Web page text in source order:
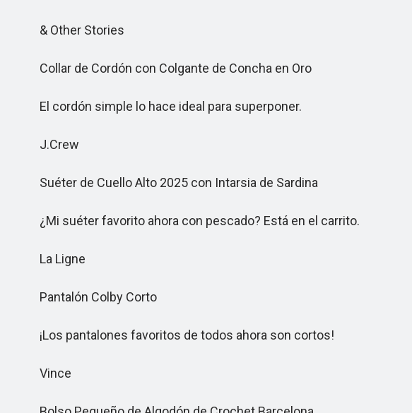
& Other Stories
Collar de Cordón con Colgante de Concha en Oro
El cordón simple lo hace ideal para superponer.
J.Crew
Suéter de Cuello Alto 2025 con Intarsia de Sardina
¿Mi suéter favorito ahora con pescado? Está en el carrito.
La Ligne
Pantalón Colby Corto
¡Los pantalones favoritos de todos ahora son cortos!
Vince